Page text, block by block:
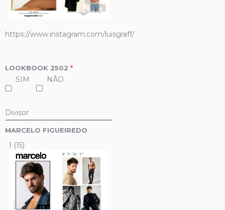
https://www.instagram.com/luisgraff/
LOOKBOOK 2502 *
SIM NÃO
Divisor
MARCELO FIGUEIREDO
1 (15)